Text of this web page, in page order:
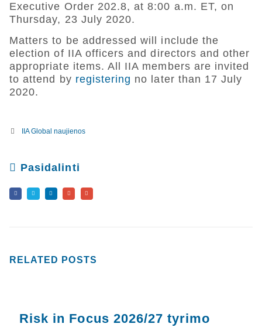
Executive Order 202.8, at 8:00 a.m. ET, on
Thursday, 23 July 2020.
Matters to be addressed will include the
election of IIA officers and directors and other
appropriate items. All IIA members are invited
to attend by registering no later than 17 July
2020.
IIA Global naujienos
Pasidalinti
RELATED POSTS
Risk in Focus 2026/27 tyrimo